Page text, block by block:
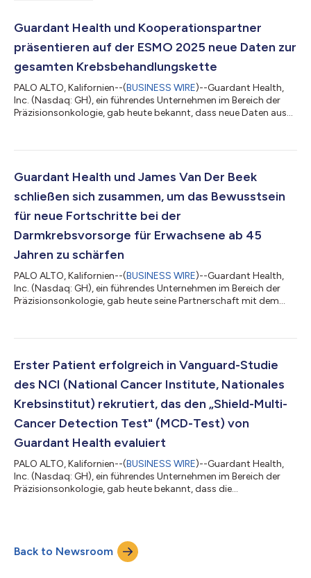
Guardant Health und Kooperationspartner
präsentieren auf der ESMO 2025 neue Daten zur
gesamten Krebsbehandlungskette
PALO ALTO, Kalifornien--(BUSINESS WIRE)--Guardant Health,
Inc. (Nasdaq: GH), ein führendes Unternehmen im Bereich der
Präzisionsonkologie, gab heute bekannt, dass neue Daten aus
(ESMO) Congress 2025 vorgestellt werden, der vom 17. bis 21.
gesamte Spektrum der Krebsbehandlung ab, von der
Guardant Health und James Van Der Beek
schließen sich zusammen, um das Bewusstsein
für neue Fortschritte bei der
Darmkrebsvorsorge für Erwachsene ab 45
Jahren zu schärfen
PALO ALTO, Kalifornien--(BUSINESS WIRE)--Guardant Health,
Inc. (Nasdaq: GH), ein führendes Unternehmen im Bereich der
Präzisionsonkologie, gab heute seine Partnerschaft mit dem
Shield™-Bluttest zu erhöhen. Shield wurde im vergangenen Jahr
zugelassen und bietet eine bequeme und angenehmere neue
Option für die Darmkrebsvorsorge für P...
Erster Patient erfolgreich in Vanguard-Studie
des NCI (National Cancer Institute, Nationales
Krebsinstitut) rekrutiert, das den „Shield-Multi-
Cancer Detection Test" (MCD-Test) von
Guardant Health evaluiert
PALO ALTO, Kalifornien--(BUSINESS WIRE)--Guardant Health,
Inc. (Nasdaq: GH), ein führendes Unternehmen im Bereich der
Präzisionsonkologie, gab heute bekannt, dass die
Test von Guardant wurde für den Einsatz in der vierjährigen
Studie ausgewählt, die darauf abzielt, bis zu 24.000 Patienten
zu rekrutieren und den Einsatz von MCD-Te...
Back to Newsroom